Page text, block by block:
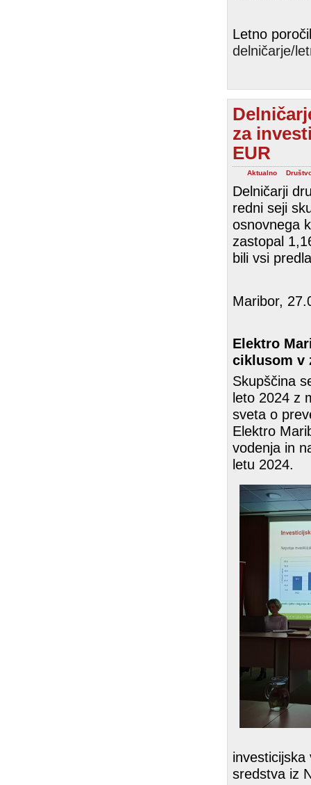
Letno
delničarje/
za
EUR
Aktualno
Delničarji
redni seji
osnovnega
zastopal
bili vsi
Maribor,
Elektro
ciklusom v
Skupščina
leto 2024 z
sveta o
Elektro
vodenja in
letu 2024.
investicijska
sredstva iz